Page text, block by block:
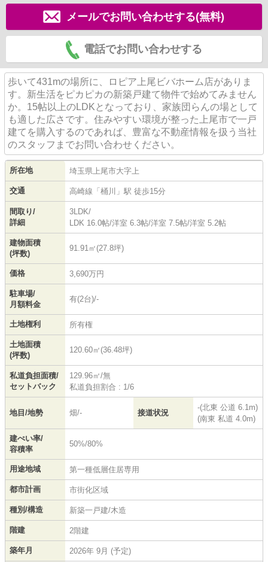
メールでお問い合わせする(無料)
電話でお問い合わせする
歩いて431mの場所に、ロピア上尾ビバホーム店がありま
す。新生活をピカピカの新築戸建て物件で始めてみません
か。15帖以上のLDKとなっており、家族団らんの場として
も適した広さです。住みやすい環境が整った上尾市で一戸
建てを購入するのであれば、豊富な不動産情報を扱う当社
のスタッフまでお問い合わせください。
所在地 埼玉県 上尾市大字上
交通 高崎線 「 桶川 」駅 徒歩15分
間取り/
詳細
3LDK/
LDK 16.0帖/洋室 6.3帖/洋室 7.5帖/洋室 5.2帖
建物面積
(坪数)
91.91㎡(27.8坪)
価格 3,690万円
駐車場/
月額料金
有(2台)/-
土地権利 所有権
土地面積
(坪数)
120.60㎡(36.48坪)
私道負担面積/
セットバック
129.96㎡/無
私道負担割合 : 1/6
地目/地勢 畑/- 接道状況
-(北東 公道 6.1m)
(南東 私道 4.0m)
建ぺい率/
容積率
50%/80%
用途地域 第一種低層住居専用
都市計画 市街化区域
種別/構造 新築一戸建/木造
階建 2階建
築年月 2026年 9月 (予定)